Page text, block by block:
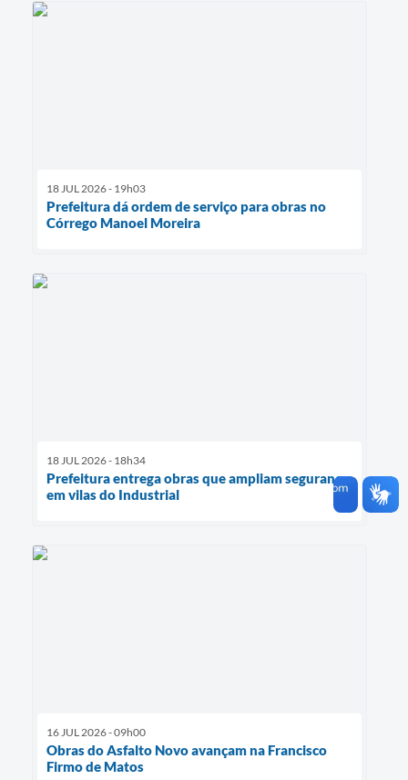
18 JUL 2026 - 19h03
Prefeitura dá ordem de serviço para obras no
Córrego Manoel Moreira
18 JUL 2026 - 18h34
Prefeitura entrega obras que ampliam segurança
em vilas do Industrial
16 JUL 2026 - 09h00
Obras do Asfalto Novo avançam na Francisco
Firmo de Matos